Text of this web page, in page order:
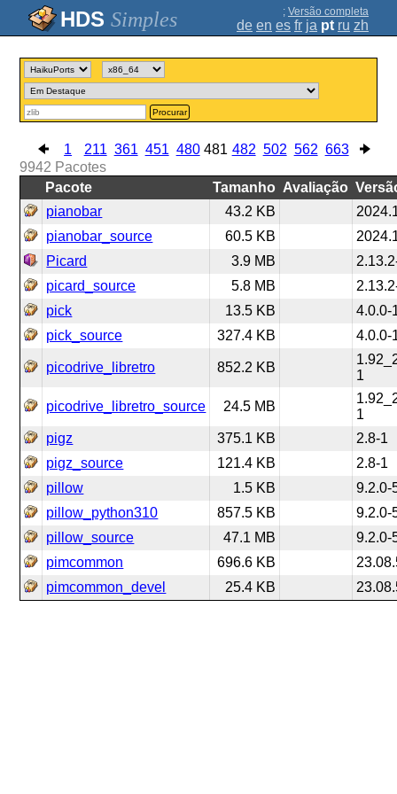
Simples ; Versão completa
de en es fr ja pt ru zh
Procurar
1 211 361 451 480 481 482 502 562 663
9942 Pacotes
Pacote
Tamanho Avaliação
pianobar
43.2 KB
pianobar_source
60.5 KB
Picard
3.9 MB
picard_source
5.8 MB
pick
13.5 KB
4.0.0-
pick_source
327.4 KB 4.0.0-
picodrive_libretro 852.2 KB
1
picodrive_libretro_source 24.5 MB
1
pigz
375.1 KB
2.8-1
pigz_source
121.4 KB
2.8-1
pillow
1.5 KB
9.2.0-
pillow_python310
857.5 KB
9.2.0-
pillow_source
47.1 MB
9.2.0-
pimcommon
696.6 KB
pimcommon_devel
25.4 KB